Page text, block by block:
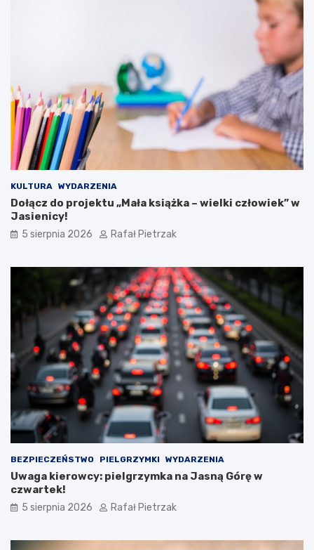
KULTURA WYDARZENIA
Dołącz do projektu „Mała książka – wielki człowiek” w
Jasienicy!
5 sierpnia 2026 Rafał Pietrzak
BEZPIECZEŃSTWO PIELGRZYMKI WYDARZENIA
Uwaga kierowcy: pielgrzymka na Jasną Górę w
czwartek!
5 sierpnia 2026 Rafał Pietrzak